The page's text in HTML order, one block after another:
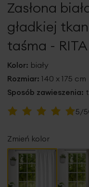
galerii
Zasłona
gładkiej
taśma - RITA
Kolor: biały
Rozmiar: 140 x 175 cm
Sposób zawieszenia:
Ocena:
5/5
Zmień kolor